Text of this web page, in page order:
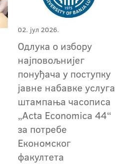
02. јул 2026.
Одлука о избору
најповољнијег
понуђача у поступку
јавне набавке услуга
штампања часописа
„Acta Economica 44“
за потребе
Економског
факултета